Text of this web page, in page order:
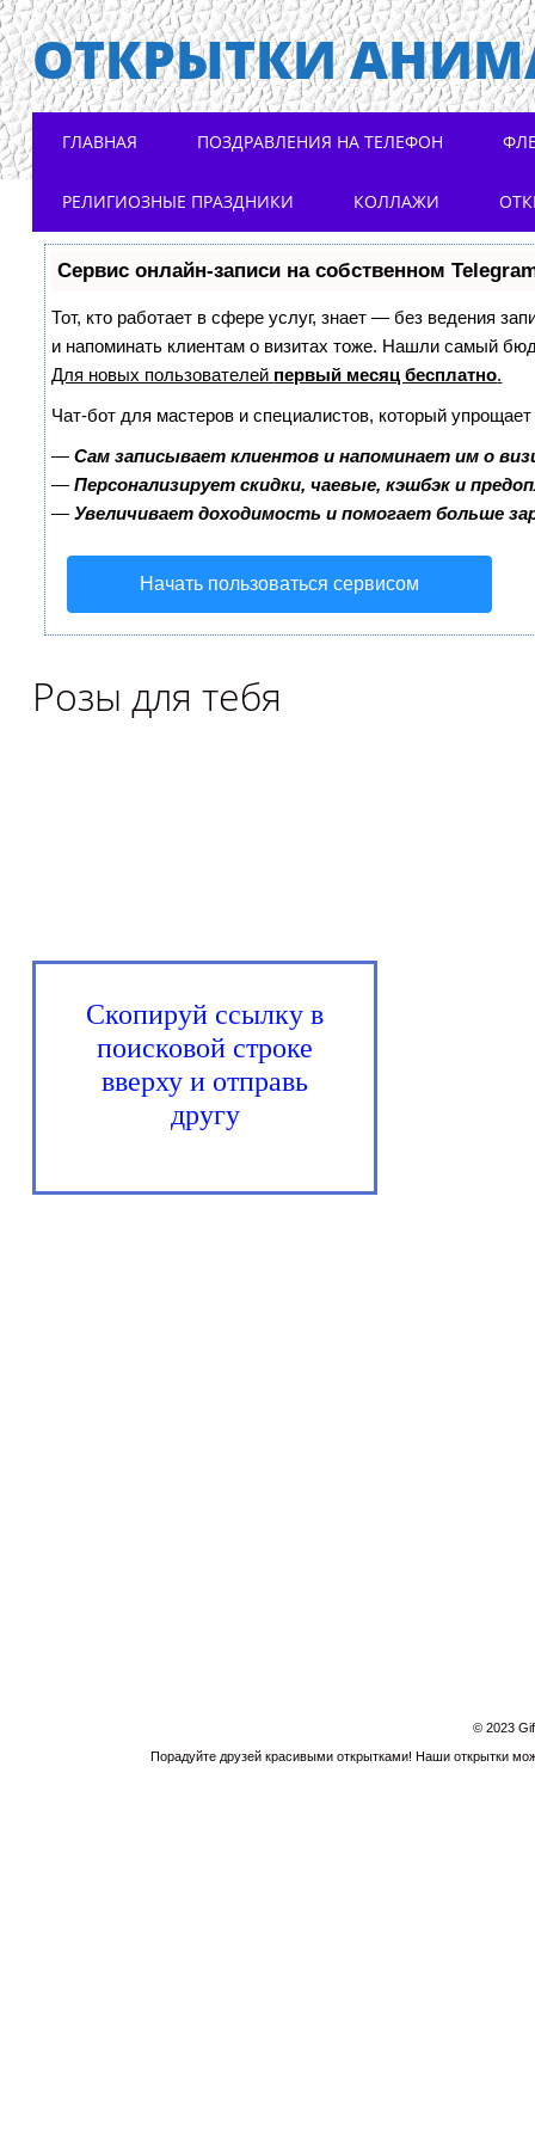
ОТКРЫТКИ
Main menu
ГЛАВНАЯ ПОЗДРАВЛЕНИЯ НА ТЕЛЕФОН
РЕЛИГИОЗНЫЕ ПРАЗДНИКИ КОЛЛАЖИ
Сервис онлайн-записи на собственном
Тот, кто работает в сфере услуг, знает — без ведения
и напоминать клиентам о визитах тоже. Нашли самый
Для новых пользователей первый месяц бесплатно.
Чат-бот для мастеров и специалистов, который
—Сам записывает клиентов и напоминает им о
—Персонализирует скидки, чаевые, кэшбэк и
—Увеличивает доходимость и помогает больше
Начать пользоваться сервисом
Розы для тебя
Скопируй ссылку в
поисковой строке
вверху и отправь
другу
© 2023
Порадуйте друзей красивыми открытками! Наши открытки